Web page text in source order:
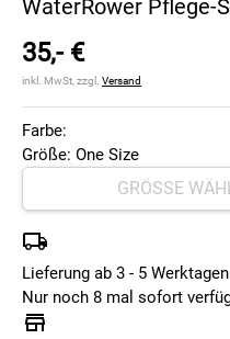
WaterRower Pflege-
35,- €
inkl. MwSt, zzgl. Versand
Farbe:
Größe: One Size
Lieferung ab 3 - 5 Werktagen
Nur noch 8 mal sofort